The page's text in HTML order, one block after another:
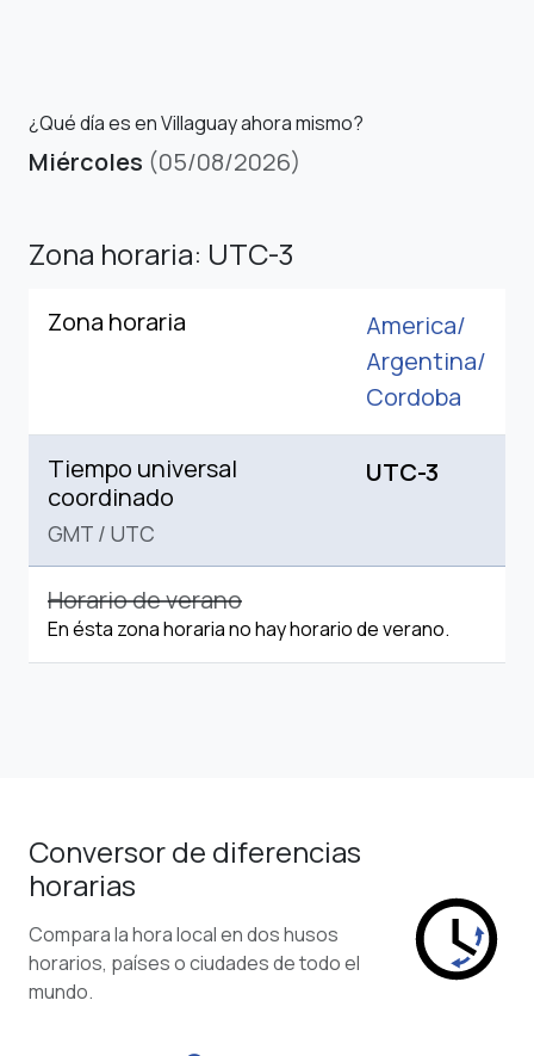
¿Qué día es en Villaguay ahora mismo?
Miércoles (05/08/2026)
Zona horaria: UTC-3
Zona horaria
America/
Argentina/
Cordoba
Tiempo universal
coordinado
GMT / UTC
UTC-3
Horario de verano
En ésta zona horaria no hay horario de verano.
Conversor de diferencias
horarias
Compara la hora local en dos husos
horarios, países o ciudades de todo el
mundo.